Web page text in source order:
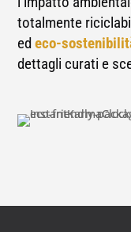
totalmente
edeco-
dettagli curati e